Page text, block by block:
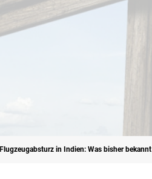
Flugzeugabsturz in Indien: Was bisher